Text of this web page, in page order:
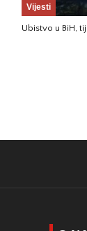
Vijesti
Ubistvo u BiH,